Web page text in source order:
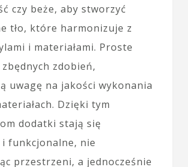
czy beże, aby stworzyć
tło, które harmonizuje z
i materiałami. Proste
zdobień,
uwagę na jakości wykonania
Dzięki tym
dodatki stają się
funkcjonalne, nie
przestrzeni, a jednocześnie